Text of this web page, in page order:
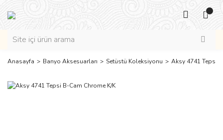
Anasayfa Banyo Aksesuarları Setüstü Koleksiyonu Aksy 4741 Tepsi